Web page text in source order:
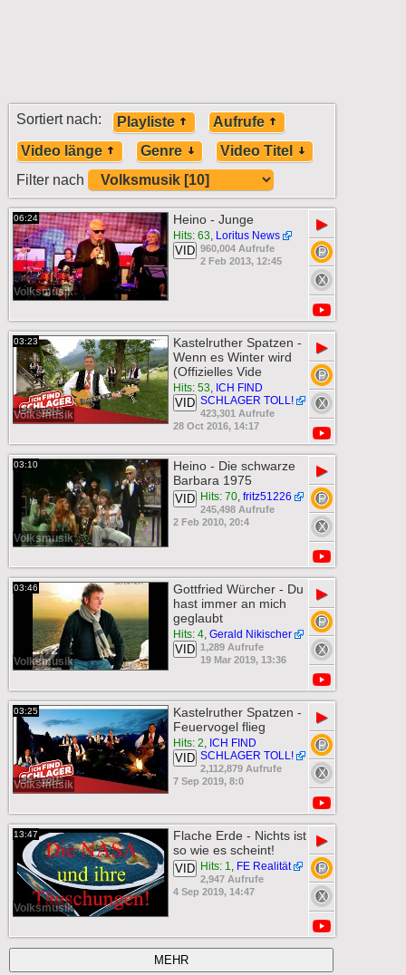
Sortiert nach: Playliste
Aufrufe
Video länge
Genre
Video Titel
Filter nach
06:24
Volksmusik
Heino - Junge
Hits: 63, Loritus News
VID 960,004 Aufrufe
2 Feb 2013, 12:45
▶
03:23
Volksmusik
Kastelruther Spatzen -
Wenn es Winter wird
(Offizielles Vide
Hits: 53, ICH FIND
SCHLAGER TOLL!
VID
423,301 Aufrufe
28 Oct 2016, 14:17
▶
03:10
Volksmusik
Heino - Die schwarze
Barbara 1975
Hits: 70, fritz51226
VID
245,498 Aufrufe
2 Feb 2010, 20:4
▶
03:46
Volksmusik
Gottfried Würcher - Du
hast immer an mich
geglaubt
Hits: 4, Gerald Nikischer
VID 1,289 Aufrufe
19 Mar 2019, 13:36
▶
03:25
Volksmusik
Kastelruther Spatzen -
Feuervogel flieg
Hits: 2, ICH FIND
SCHLAGER TOLL!
VID
2,112,879 Aufrufe
7 Sep 2019, 8:0
▶
13:47
Volksmusik
Flache Erde - Nichts ist
so wie es scheint!
Hits: 1, FE Realität
VID
2,947 Aufrufe
4 Sep 2019, 14:47
▶
MEHR